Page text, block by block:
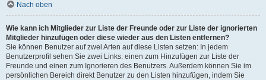
Nach oben
Wie kann ich Mitglieder zur Liste der Freunde oder zur Liste der ignorierten
Mitglieder hinzufügen oder diese wieder aus den Listen entfernen?
Sie können Benutzer auf zwei Arten auf diese Listen setzen: In jedem
Benutzerprofil sehen Sie zwei Links: einen zum Hinzufügen zur Liste der
Freunde und einen zum Ignorieren des Benutzers. Außerdem können Sie im
persönlichen Bereich direkt Benutzer zu den Listen hinzufügen, indem Sie